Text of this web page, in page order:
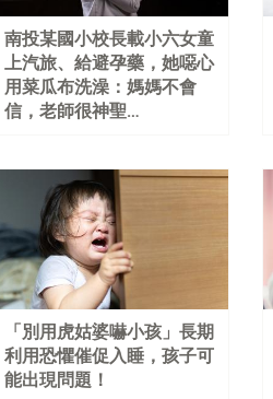
南投某國小校長載小六女童
上汽旅、給避孕藥，她噁心
用菜瓜布洗澡：媽媽不會
信，老師很神聖…
「別用虎姑婆嚇小孩」長期
利用恐懼催促入睡，孩子可
能出現問題！